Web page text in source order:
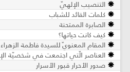
التنصيب الإلهيّ
كلمات القائد للشباب
الصابرة الممتحنة
كيف كانت حياتها؟
المقام المعنويّ للسيدة فاطمة
العناصر الّتي اجتمعت في شخصيّة
صدور الأحرار قبور الأسرار